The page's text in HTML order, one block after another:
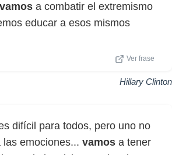
vamos a combatir el extremismo
educar a esos mismos
Ver frase
Hillary Clinton
difícil para todos, pero uno no
las emociones... vamos a tener